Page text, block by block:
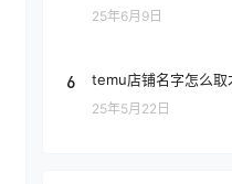
25年6月9日
6 temu店铺名字怎么取
25年5月22日